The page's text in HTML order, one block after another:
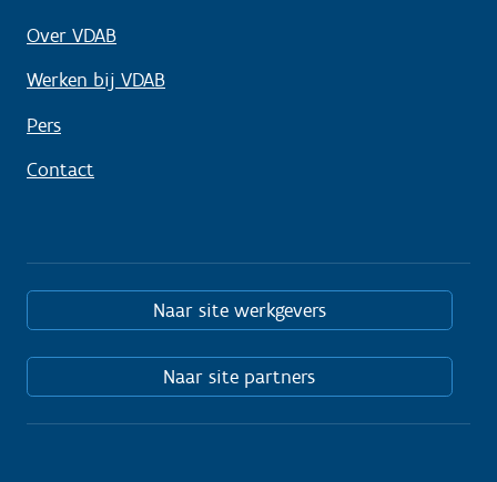
Over VDAB
Werken bij VDAB
Pers
Contact
Naar site werkgevers
Naar site partners